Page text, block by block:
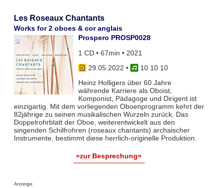
Les Roseaux Chantants
Works for 2 oboes & cor anglais
Prospero PROSP0028
1 CD • 67min • 2021
29.05.2022 •
10 10 10
Heinz Holligers über 60 Jahre
währende Karriere als Oboist,
Komponist, Pädagoge und Dirigent ist
einzigartig. Mit dem vorliegenden Oboenprogramm kehrt der
82jährige zu seinen musikalischen Wurzeln zurück. Das
Doppelrohrblatt der Oboe, weiterentwickelt aus den
singenden Schilfrohren (roseaux chantants) archaischer
Instrumente, bestimmt diese herrlich-originelle Produktion.
»zur Besprechung«
Anzeige